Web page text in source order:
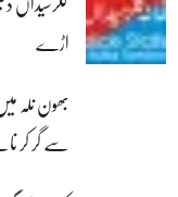
اڑے
بھون نلہ
سے گر کر